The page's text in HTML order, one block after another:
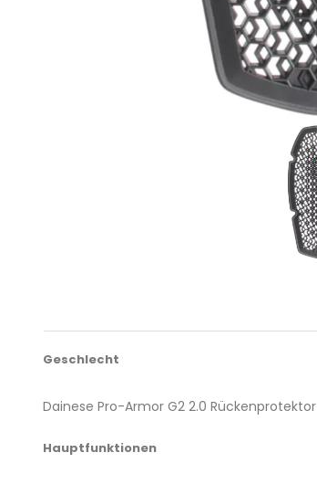
Geschlecht
Dainese Pro-Armor G2 2.0 Rückenprotektor
Hauptfunktionen